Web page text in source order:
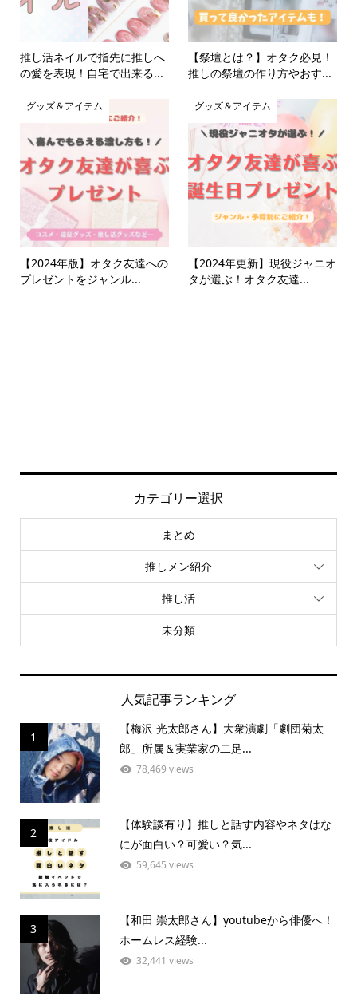
推し活ネイルで指先に推しへ
の愛を表現！自宅で出来る...
【祭壇とは？】オタク必見！
推しの祭壇の作り方やおす...
グッズ＆アイテム
【2024年版】オタク友達への
プレゼントをジャンル...
グッズ＆アイテム
【2024年更新】現役ジャニオ
タが選ぶ！オタク友達...
カテゴリー選択
まとめ
推しメン紹介
推し活
未分類
人気記事ランキング
1
【梅沢 光太郎さん】大衆演劇「劇団菊太
郎」所属＆実業家の二足...
78,469 views
2
【体験談有り】推しと話す内容やネタはな
にが面白い？可愛い？気...
59,645 views
3
【和田 崇太郎さん】youtubeから俳優へ！
ホームレス経験...
32,441 views